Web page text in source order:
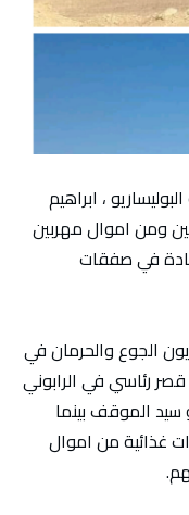
، ابراهيم
ومن اموال مهربين
في صفقات
الجوع والحرمان في
رئاسي في الرابوني
سيد الموقف بينما
غذائية من اموال